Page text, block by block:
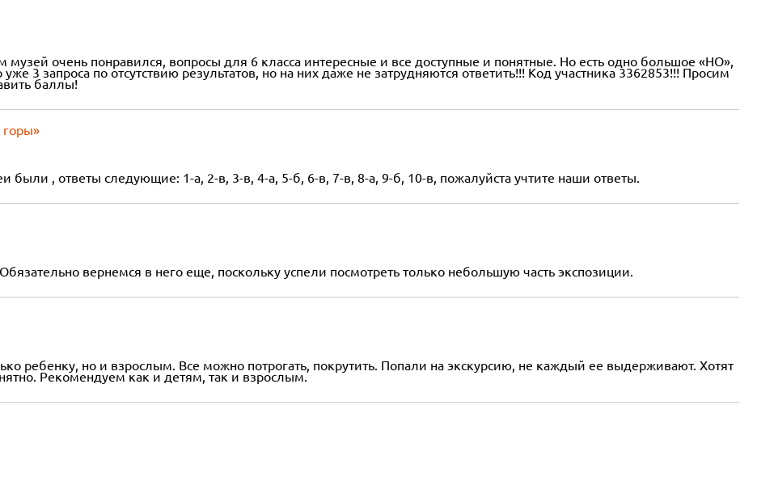
очень понравился, вопросы для 6 класса интересные и все доступные и понятные. Но есть одно большое «НО»,
3 запроса по отсутствию результатов, но на них даже не затрудняются ответить!!! Код участника 3362853!!! Просим
баллы!
были , ответы следующие: 1-а, 2-в, 3-в, 4-а, 5-б, 6-в, 7-в, 8-а, 9-б, 10-в, пожалуйста учтите наши ответы.
вернемся в него еще, поскольку успели посмотреть только небольшую часть экспозиции.
ребенку, но и взрослым. Все можно потрогать, покрутить. Попали на экскурсию, не каждый ее выдерживают. Хотят
Рекомендуем как и детям, так и взрослым.